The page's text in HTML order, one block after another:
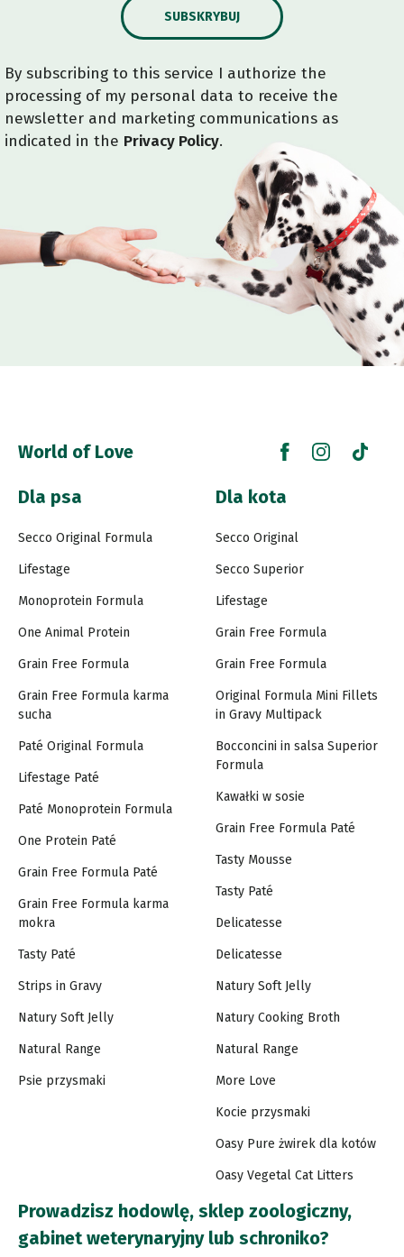
SUBSKRYBUJ
By subscribing to this service I authorize the
processing of my personal data to receive the
newsletter and marketing communications as
indicated in the Privacy Policy.
World of Love
Dla psa
Secco Original Formula
Lifestage
Monoprotein Formula
One Animal Protein
Grain Free Formula
Grain Free Formula karma
sucha
Paté Original Formula
Lifestage Paté
Paté Monoprotein Formula
One Protein Paté
Grain Free Formula Paté
Grain Free Formula karma
mokra
Tasty Paté
Strips in Gravy
Natury Soft Jelly
Natural Range
Psie przysmaki
Dla kota
Secco Original
Secco Superior
Lifestage
Grain Free Formula
Grain Free Formula
Original Formula Mini Fillets
in Gravy Multipack
Bocconcini in salsa Superior
Formula
Kawałki w sosie
Grain Free Formula Paté
Tasty Mousse
Tasty Paté
Delicatesse
Delicatesse
Natury Soft Jelly
Natury Cooking Broth
Natural Range
More Love
Kocie przysmaki
Oasy Pure żwirek dla kotów
Oasy Vegetal Cat Litters
Prowadzisz hodowlę, sklep zoologiczny,
gabinet weterynaryjny lub schroniko?